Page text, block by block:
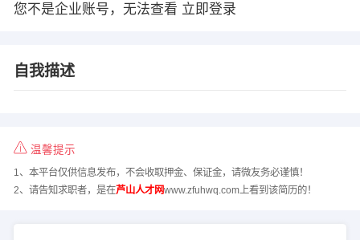
您不是企业账号，无法查看 立即登录
自我描述
温馨提示
1、本平台仅供信息发布，不会收取押金、保证金，请微友务必谨慎！
2、请告知求职者，是在芦山人才网www.zfuhwq.com上看到该简历的！